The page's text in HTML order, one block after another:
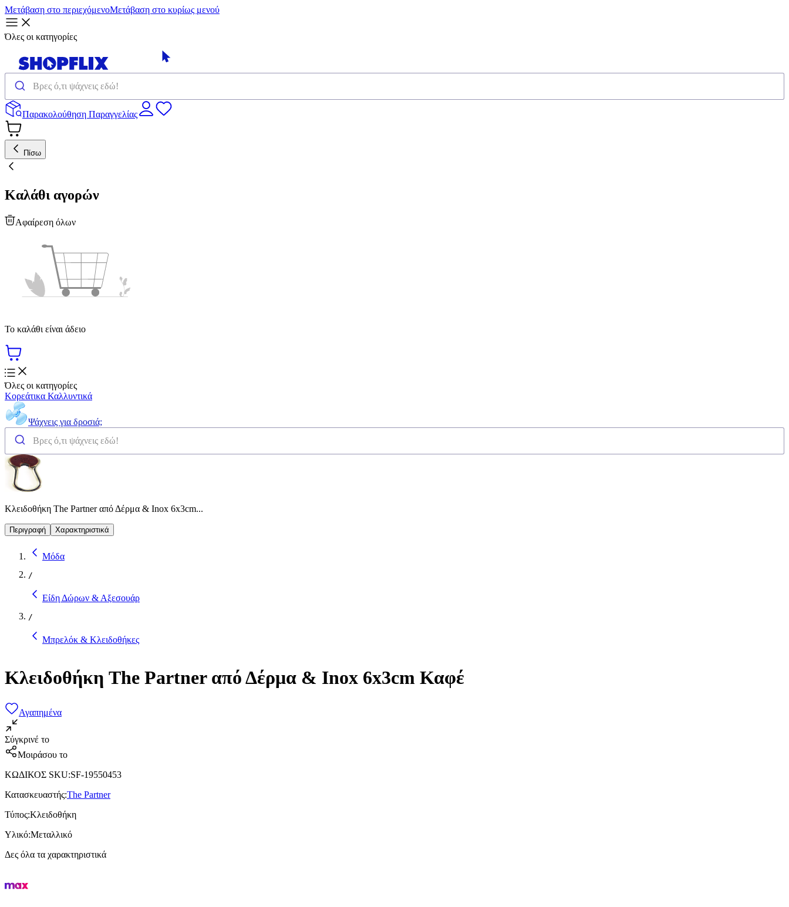
Μετάβαση στο περιεχόμενοΜετάβαση στο κυρίως μενού
Όλες οι κατηγορίες
Παρακολούθηση Παραγγελίας
Πίσω
Καλάθι αγορών
Αφαίρεση όλων
Το καλάθι είναι άδειο
Όλες οι κατηγορίες
Κορεάτικα Καλλυντικά
Ψάχνεις για δροσιά;
Κλειδοθήκη The Partner από Δέρμα & Inox 6x3cm...
Περιγραφή Χαρακτηριστικά
Μόδα
/
Είδη Δώρων & Αξεσουάρ
/
Μπρελόκ & Κλειδοθήκες
Κλειδοθήκη The Partner από Δέρμα & Inox 6x3cm Καφέ
Αγαπημένα
Σύγκρινέ το
Μοιράσου το
ΚΩΔΙΚΟΣ SKU:SF-19550453
Κατασκευαστής:The Partner
Τύπος:Κλειδοθήκη
Υλικό:Μεταλλικό
Δες όλα τα χαρακτηριστικά